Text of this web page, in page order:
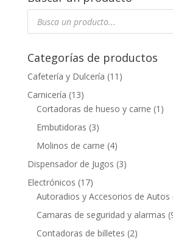
Búsqueda
productos
Categorías de productos
Cafetería y Dulcería (11)
Carnicería (13)
Cortadoras de hueso y carne (1)
Embutidoras (3)
Molinos de carne (4)
Dispensador de Jugos (3)
Electrónicos (17)
Autoradios y Accesorios de Autos
Camaras de seguridad y alarmas
Contadoras de billetes (2)